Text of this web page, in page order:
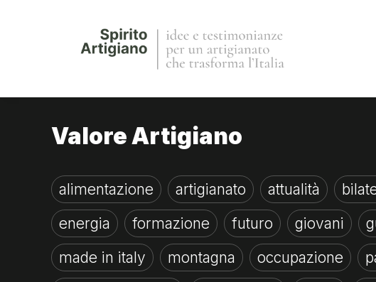
Valore Artigiano
alimentazione artigianato attualità
energia
formazione futuro giovani
made in italy
montagna occupazione